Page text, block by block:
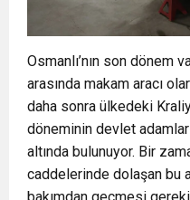
Osmanlı’nın son dönem
arasında makam aracı
daha sonra ülkedeki
döneminin devlet
altında bulunuyor. Bir
caddelerinde dolaşan bu